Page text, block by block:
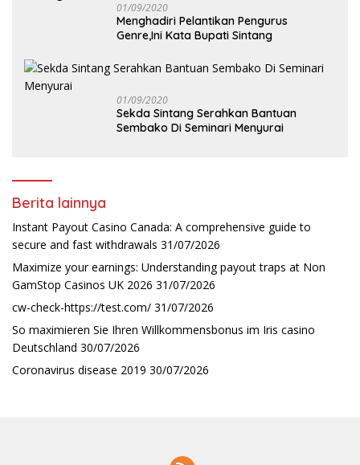
01/09/2020
Menghadiri Pelantikan Pengurus
Genre,Ini Kata Bupati Sintang
01/09/2020
Sekda Sintang Serahkan Bantuan
Sembako Di Seminari Menyurai
Berita lainnya
Instant Payout Casino Canada: A comprehensive guide to
secure and fast withdrawals 31/07/2026
Maximize your earnings: Understanding payout traps at Non
GamStop Casinos UK 2026 31/07/2026
cw-check-https://test.com/ 31/07/2026
So maximieren Sie Ihren Willkommensbonus im Iris casino
Deutschland 30/07/2026
Coronavirus disease 2019 30/07/2026